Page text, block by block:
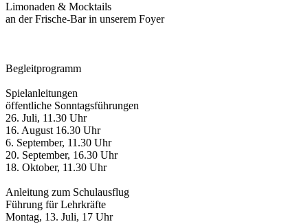
Limonaden & Mocktails
an der Frische-Bar in unserem Foyer
Begleitprogramm
Spielanleitungen
öffentliche Sonntagsführungen
26. Juli, 11.30 Uhr
16. August 16.30 Uhr
6. September, 11.30 Uhr
20. September, 16.30 Uhr
18. Oktober, 11.30 Uhr
Anleitung zum Schulausflug
Führung für Lehrkräfte
Montag, 13. Juli, 17 Uhr